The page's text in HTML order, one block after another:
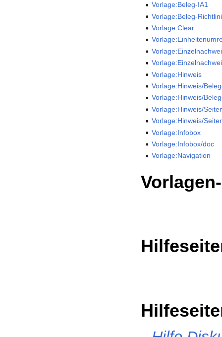
Vorlage:Beleg-IA1
Vorlage:Beleg-
Vorlage:Clear
Vorlage:Hinweis
Vorlage:Hinweis/
Vorlage:Hinweis/
Vorlage:Hinweis/
Vorlage:Hinweis/
Vorlage:Infobox
Vorlage:Infobox/doc
Vorlage:Navigation